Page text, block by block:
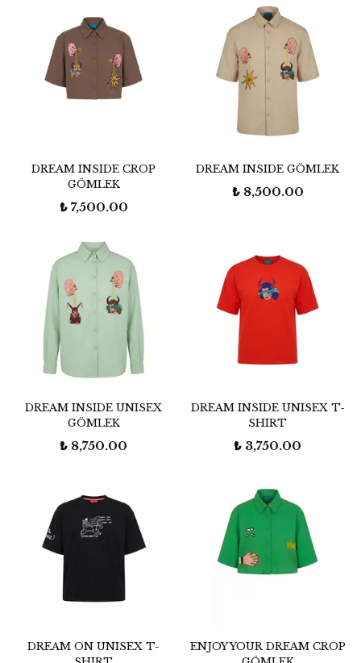
DREAM INSIDE CROP
GÖMLEK
₺ 7,500.00
DREAM INSIDE GÖMLEK
₺ 8,500.00
DREAM INSIDE UNISEX
GÖMLEK
₺ 8,750.00
DREAM INSIDE UNISEX T-
SHIRT
₺ 3,750.00
DREAM ON UNISEX T-
ENJOY YOUR DREAM CROP